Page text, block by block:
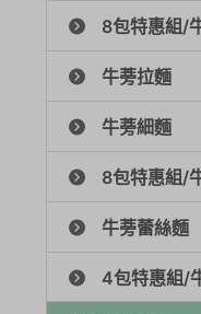
8包特惠組/
牛蒡拉麵
牛蒡細麵
8包特惠組/
牛蒡蕾絲麵
4包特惠組/